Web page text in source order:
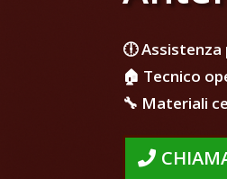
🕕
🏠 Tecnico
🔧 Materiali